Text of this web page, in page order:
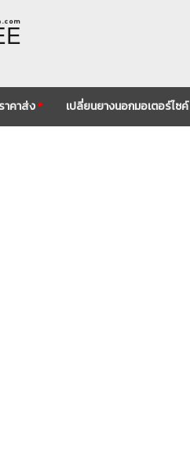
c o m
าคาส่ง* เปลี่ยนยางนอกมอเตอร์ไซค์